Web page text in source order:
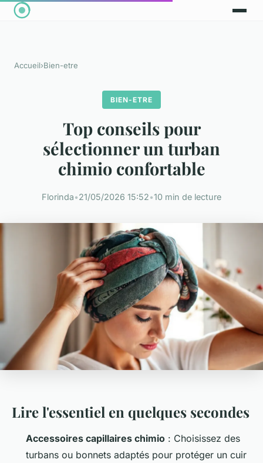
Accueil›Bien-etre
BIEN-ETRE
Top conseils pour
sélectionner un turban
chimio confortable
Florinda•21/05/2026 15:52•10 min de lecture
Lire l'essentiel en quelques secondes
Accessoires capillaires chimio : Choisissez des
turbans ou bonnets adaptés pour protéger un cuir